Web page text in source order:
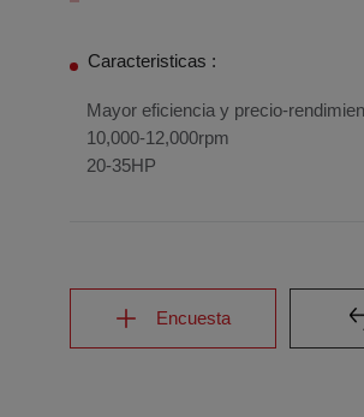
Caracteristicas :
Mayor eficiencia y precio-
10,000-12,000rpm
20-35HP
Encuesta